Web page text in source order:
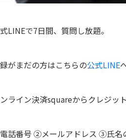
LINEで7日間、質問し放題。
がまだの方はこちらの公式LINE
ライン決済squareからクレジッ
話番号 ②メールアドレス ③氏名